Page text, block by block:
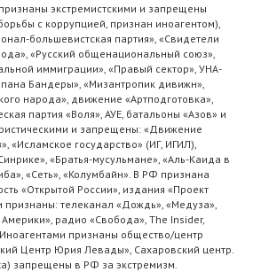
экстремистскими и запрещены
с коррупцией, признан иноагентом),
большевистская партия», «Свидетели
«Русский общенациональный союз»,
иммиграции», «Правый сектор», УНА-
Бандеры», «Мизантропик дивижн»,
народа», движение «Артподготовка»,
партия «Воля», АУЕ, батальоны «Азов» и
и запрещены: «Движение
«Исламское государство» (ИГ, ИГИЛ),
«Братья-мусульмане», «Аль-Каида в
«Сеть», «Колумбайн». В РФ признана
«Открытой России», издания «Проект
телеканал «Дождь», «Медуза»,
радио «Свобода», The Insider,
признаны общество/центр
Центр Юрия Левады», Сахаровский центр.
запрещены в РФ за экстремизм.